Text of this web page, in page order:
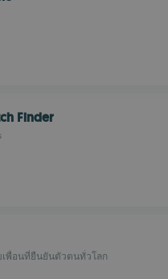
Finder
พื่อนที่ยืนยันตัวตนทั่วโลก